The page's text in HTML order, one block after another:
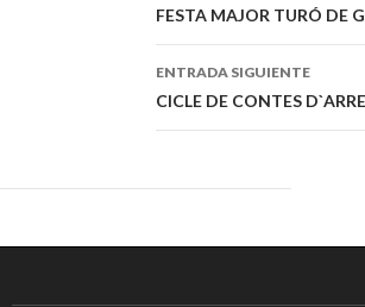
Navegación
de
entradas
FESTA MAJOR TURÓ DE
ENTRADA SIGUIENTE
CICLE DE CONTES